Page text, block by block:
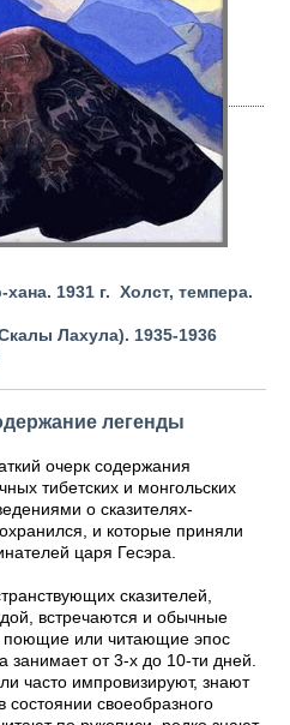
1931 г. Холст, темпера.
Лахула). 1935-1936
легенды
очерк содержания
тибетских и монгольских
о сказителях-
и которые приняли
царя Гесэра.
сказителей,
встречаются и обычные
или читающие эпос
занимает от 3-х до 10-ти дней.
часто импровизируют, знают
состоянии своеобразного